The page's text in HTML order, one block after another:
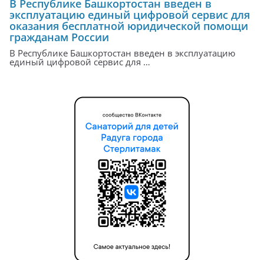
В Республике Башкортостан введен в
эксплуатацию единый цифровой сервис для
оказания бесплатной юридической помощи
гражданам России
В Республике Башкортостан введен в эксплуатацию
единый цифровой сервис для …